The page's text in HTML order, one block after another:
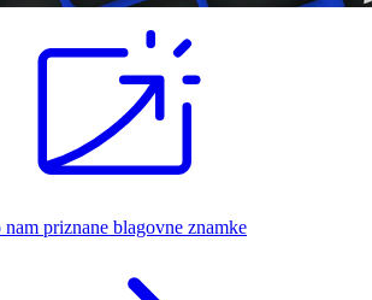
nam priznane blagovne znamke